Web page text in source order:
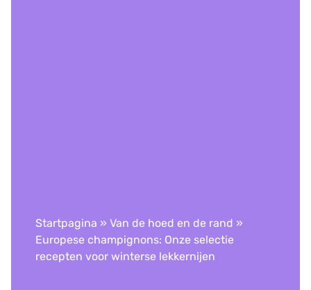
Startpagina » Van de hoed en de rand »
Europese champignons: Onze selectie
recepten voor winterse lekkernijen